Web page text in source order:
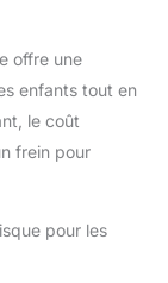
et
et
ses
tablette
Kid
offre une
enfants tout en
le coût
frein pour
pour les